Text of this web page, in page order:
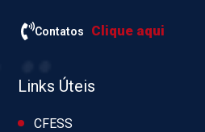
Contatos Clique aqui
Links Úteis
CFESS